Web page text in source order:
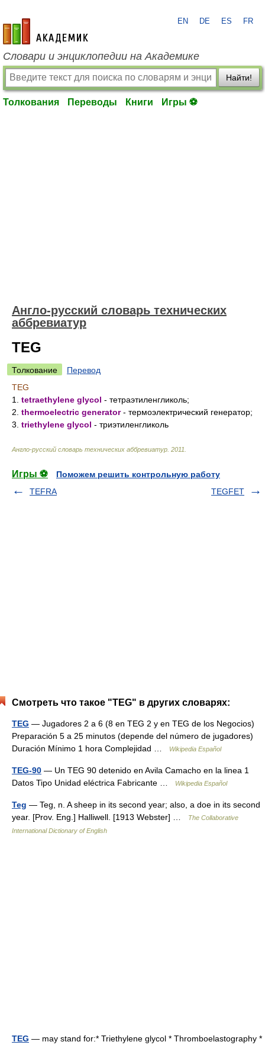
academic.ru
EN DE ES FR
Словари и энциклопедии на Академике
Найти!
Толкования Переводы Книги Игры ⚽
Англо-русский словарь технических
аббревиатур
TEG
Толкование
Перевод
TEG
1. tetraethylene glycol - тетраэтиленгликоль;
2. thermoelectric generator- термоэлектрический генератор;
3. triethylene glycol - триэтиленгликоль
Англо-русский словарь технических аббревиатур 2011
Игры ⚽
Поможем решить контрольную работу
TEFRA
TEGFET
Смотреть что такое "TEG" в других словарях:
TEG — Jugadores 2 a 6 (8 en TEG 2 y en TEG de los Negocios)
Preparación 5 a 25 minutos (depende del número de jugadores)
Duración Mínimo 1 hora Complejidad …
Wikipedia Español
TEG-90 — Un TEG 90 detenido en Avila Camacho en la linea 1
Datos Tipo Unidad eléctrica Fabricante …
Wikipedia Español
Teg — Teg, n. A sheep in its second year; also, a doe in its second
year. [Prov. Eng.] Halliwell. [1913 Webster] …
The Collaborative
International Dictionary of English
TEG — may stand for:* Triethylene glycol * Thromboelastography *